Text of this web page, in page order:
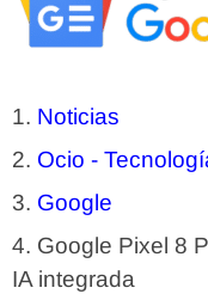
Noticias
Ocio -
Google
Google Pixel 8
IA integrada